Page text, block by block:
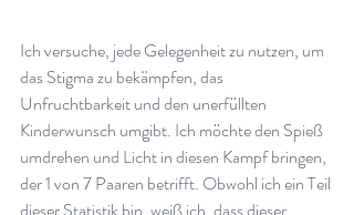
Ich versuche, jede Gelegenheit zu nutzen, um
das Stigma zu bekämpfen, das
Unfruchtbarkeit und den unerfüllten
Kinderwunsch umgibt. Ich möchte den Spieß
umdrehen und Licht in diesen Kampf bringen,
der 1 von 7 Paaren betrifft. Obwohl ich ein Teil